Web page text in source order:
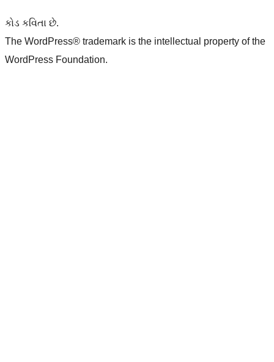
કોડ કવિતા છે.
The WordPress® trademark is the intellectual property of the
WordPress Foundation.